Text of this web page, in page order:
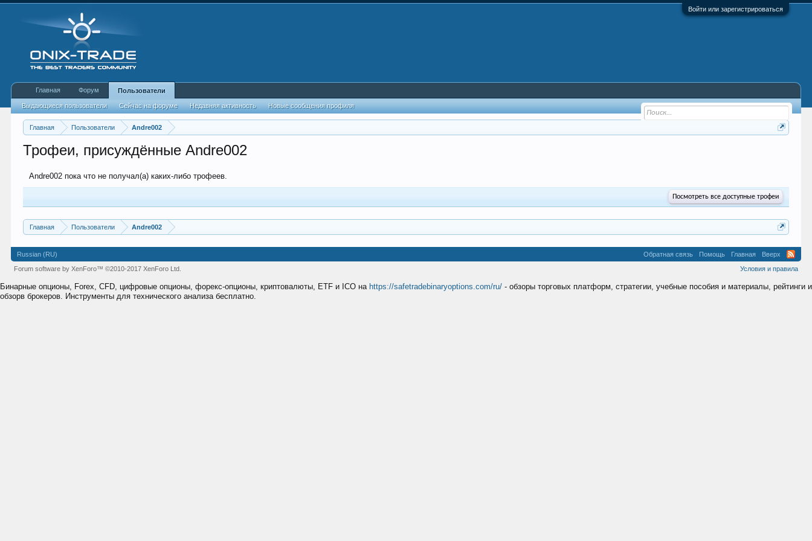
Войти или зарегистрироваться
Главная Пользователи Andre002
Трофеи, присуждённые Andre002
Andre002 пока что не получал(а) каких-либо трофеев.
Посмотреть все доступные трофеи
Главная Пользователи Andre002
Главная Форум Пользователи
Выдающиеся пользователи Сейчас на форуме Недавняя активность Новые сообщения профиля
Russian (RU) Обратная связь Помощь Главная
Вверх
Условия и правила
Forum software by XenForo™©2010-2017 XenForo Ltd.
Бинарные опционы, Forex, CFD, цифровые опционы, форекс-опционы, криптовалюты, ETF и ICO на https://safetradebinaryoptions.com/ru/ - обзоры торговых платформ, стратегии, учебные пособия и материалы, рейтинги и
обзорв брокеров. Инструменты для технического анализа бесплатно.